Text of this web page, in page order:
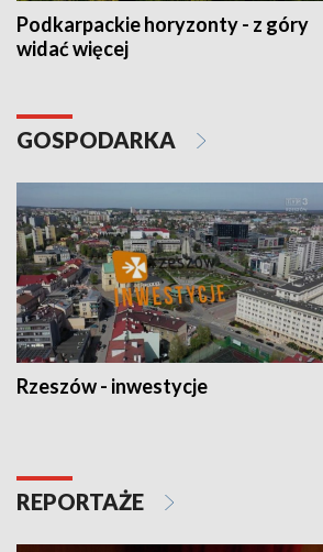
Podkarpackie horyzonty - z góry
widać więcej
GOSPODARKA
Rzeszów - inwestycje
REPORTAŻE